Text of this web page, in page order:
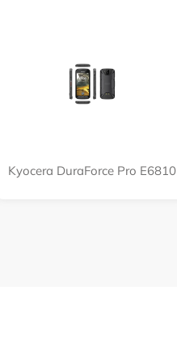
Kyocera DuraForce Pro E6810